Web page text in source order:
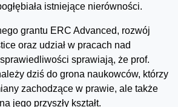
istniejące nierówności.
grantu ERC Advanced, rozwój
oraz udział w pracach nad
sprawiają, że prof.
dziś do grona naukowców, którzy
zachodzące w prawie, ale także
jego przyszły kształt.